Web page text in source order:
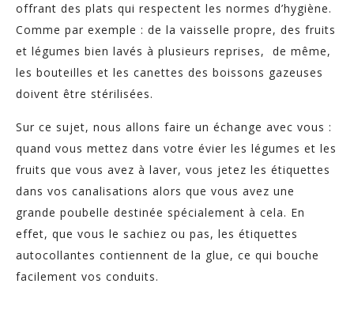
offrant des plats qui respectent les normes d’hygiène.
Comme par exemple : de la vaisselle propre, des fruits
et légumes bien lavés à plusieurs reprises, de même,
les bouteilles et les canettes des boissons gazeuses
doivent être stérilisées.
Sur ce sujet, nous allons faire un échange avec vous :
quand vous mettez dans votre évier les légumes et les
fruits que vous avez à laver, vous jetez les étiquettes
dans vos canalisations alors que vous avez une
grande poubelle destinée spécialement à cela. En
effet, que vous le sachiez ou pas, les étiquettes
autocollantes contiennent de la glue, ce qui bouche
facilement vos conduits.